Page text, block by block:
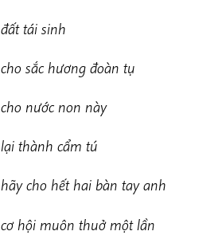
đất tái sinh
cho sắc hương đoàn tụ
cho nước non này
lại thành cẩm tú
hãy cho hết hai bàn tay anh
cơ hội muôn thuở một lần